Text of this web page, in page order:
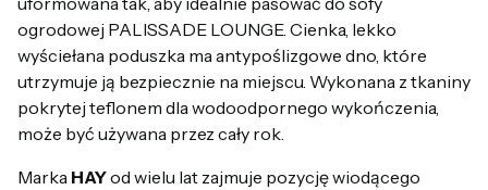
ogrodowej PALISSADE LOUNGE. Cienka, lekko
wyściełana poduszka ma antypoślizgowe dno, które
utrzymuje ją bezpiecznie na miejscu. Wykonana z tkaniny
pokrytej teflonem dla wodoodpornego wykończenia,
może być używana przez cały rok.
Marka HAYod wielu lat zajmuje pozycję wiodącego